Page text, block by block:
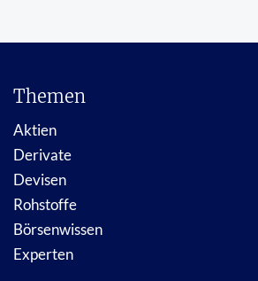
Themen
Aktien
Derivate
Devisen
Rohstoffe
Börsenwissen
Experten